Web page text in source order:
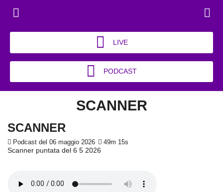
LIVE
PODCAST
SCANNER
SCANNER
Podcast del 06 maggio 2026 49m 15s
Scanner puntata del 6 5 2026